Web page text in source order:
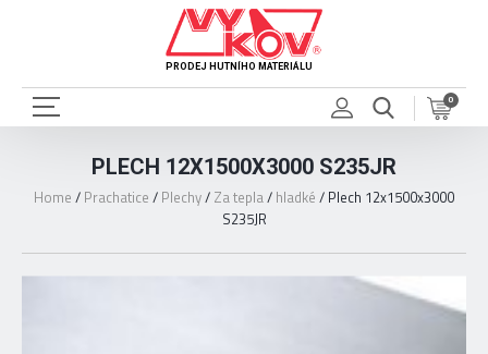
PRODEJ HUTNÍHO MATERIÁLU
0
PLECH 12X1500X3000 S235JR
Home / Prachatice / Plechy/ Za tepla/ hladké / Plech 12x1500x3000
S235JR